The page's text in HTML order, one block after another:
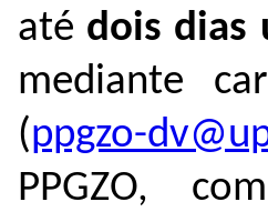
até dois dias
mediante
(ppgzo-
PPGZO,